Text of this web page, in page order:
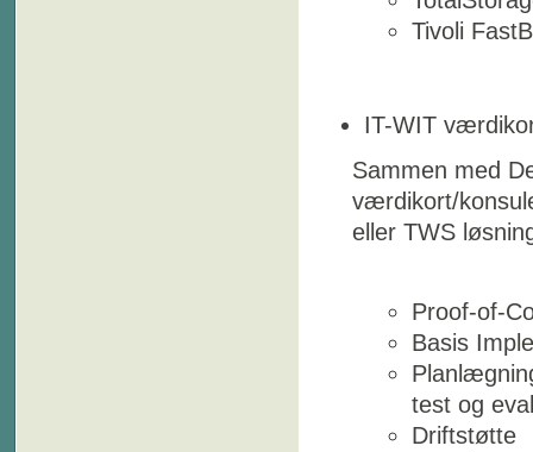
Tivoli
IT-WIT
Sammen med
værdikort/
eller TWS
Proof-of-
Basis
test og
Driftstøtte